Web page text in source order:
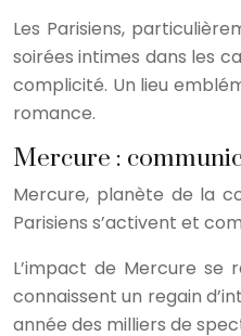
Les Parisiens,
soirées intimes dans les
complicité. Un lieu
romance.
Mercure :
Mercure, planète de la
Parisiens s’activent et
L’impact de Mercure se
connaissent un regain
année des milliers de